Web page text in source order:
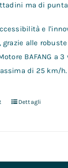
ma di
e
grazie alle
BAFANG a
di 25 km/
Dettagli